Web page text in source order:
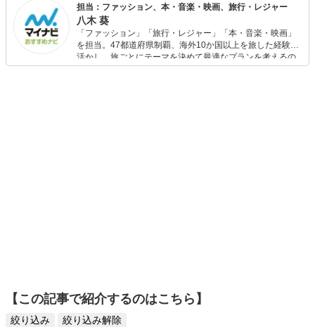
担当：ファッション、本・音楽・映画、旅行・レジャー
八木 葵
「ファッション」「旅行・レジャー」「本・音楽・映画」
を担当。47都道府県制覇、海外10か国以上を旅した経験を
活かし、旅ごとにテーマを決めて最適なプランを考えるの
が得意。また、アパレルショップでの販売経験もあり。誰
【この記事で紹介するのはこちら】
絞り込み
絞り込み解除